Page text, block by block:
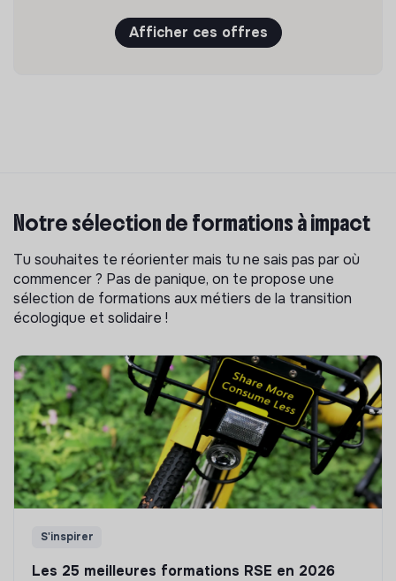
Afficher ces offres
Notre sélection de formations à impact
Tu souhaites te réorienter mais tu ne sais pas par où
commencer ? Pas de panique, on te propose une
sélection de formations aux métiers de la transition
écologique et solidaire !
S'inspirer
Les 25 meilleures formations RSE en 2026